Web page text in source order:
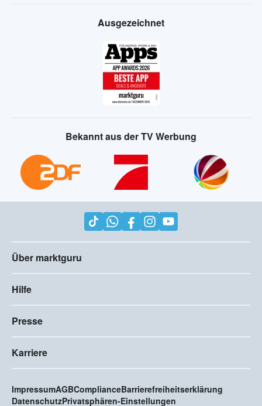
Ausgezeichnet
Bekannt aus der TV Werbung
Über marktguru
Hilfe
Presse
Karriere
ImpressumAGBComplianceBarrierefreiheitserklärung
DatenschutzPrivatsphären-Einstellungen